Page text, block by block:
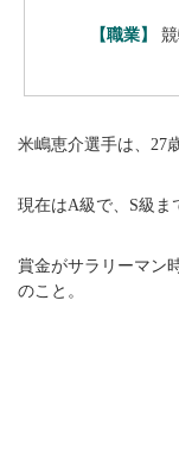
【職業】
米嶋恵介選手は、27
現在はA級で、S級ま
賞金がサラリーマン
のこと。